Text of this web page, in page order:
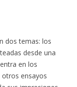
dos temas: los
desde una
en los
otros ensayos